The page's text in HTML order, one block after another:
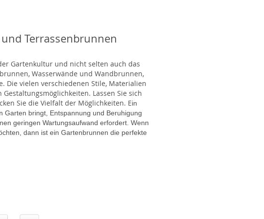
Terrassenbrunnen
Gartenkultur und nicht selten auch das
Wasserwände und Wandbrunnen,
vielen verschiedenen Stile, Materialien
Lassen Sie sich
Sie die Vielfalt der Möglichkeiten. Ein
bringt, Entspannung und Beruhigung
geringen Wartungsaufwand erfordert. Wenn
dann ist ein Gartenbrunnen die perfekte